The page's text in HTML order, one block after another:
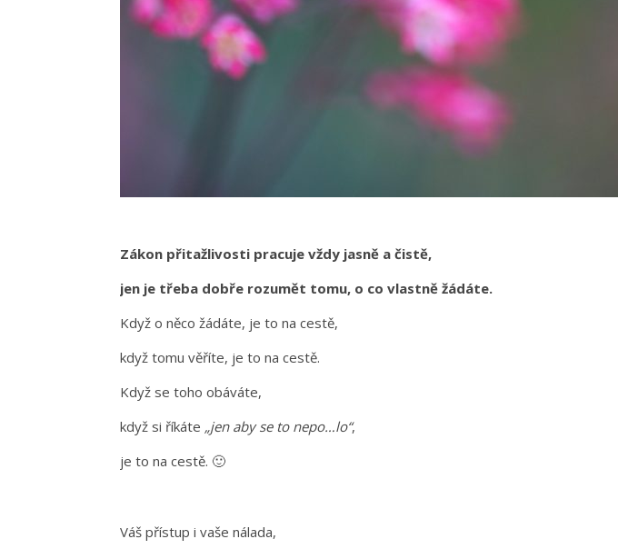
Zákon přitažlivosti pracuje vždy jasně a čistě,
jen je třeba dobře rozumět tomu, o co vlastně žádáte.
Když o něco žádáte, je to na cestě,
když tomu věříte, je to na cestě.
Když se toho obáváte,
když si říkáte „jen aby se to nepo…lo“,
je to na cestě. 🙂
Váš přístup i vaše nálada,